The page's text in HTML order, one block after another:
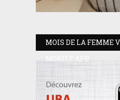
MOIS DE LA FEMME
MOBILE APP